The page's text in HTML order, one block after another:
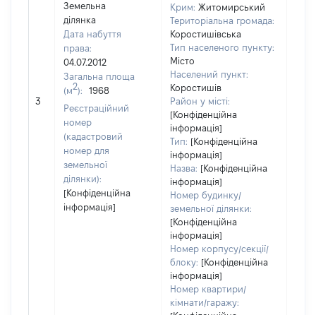
3
Земельна
ділянка
Дата набуття
права:
04.07.2012
Загальна площа
(м2):
1968
Реєстраційний
номер
(кадастровий
номер для
земельної
ділянки):
[Конфіденційна
інформація]
Крим: Житомирський
Територіальна громада:
Коростишівська
Тип населеного пункту:
Місто
Населений пункт:
Коростишів
Район у місті:
[Конфіденційна
інформація]
Тип: [Конфіденційна
інформація]
Назва: [Конфіденційна
інформація]
Номер будинку/
земельної ділянки:
[Конфіденційна
інформація]
Номер корпусу/секції/
блоку: [Конфіденційна
інформація]
Номер квартири/
кімнати/гаражу: